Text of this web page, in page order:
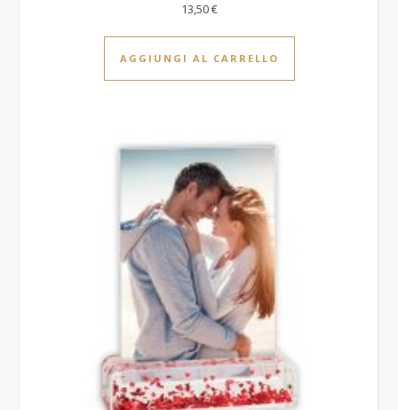
13,50€
AGGIUNGI AL CARRELLO